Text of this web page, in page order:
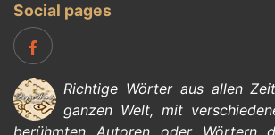
Social pages
Richtige Wörter aus allen
ganzen Welt, mit